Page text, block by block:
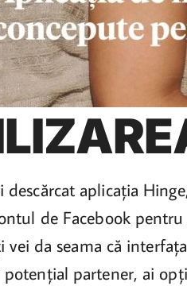
descărcat aplicația
de Facebook
da seama că
partener, ai